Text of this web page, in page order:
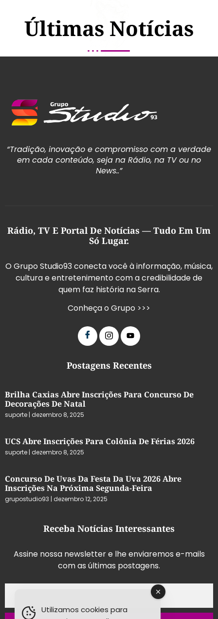
Últimas Notícias
“Tradição, inovação e compromisso com a verdade
em cada conteúdo, seja na Rádio, na TV ou no
News..”
Rádio, TV E Portal De Notícias — Tudo Em Um
Só Lugar.
O Grupo Studio93 conecta você à informação, música,
cultura e entretenimento com a credibilidade de
quem faz história na Serra.
Conheça o Grupo >>>
Postagens Recentes
Brilha Caxias Abre Inscrições Para Concurso De
Decorações De Natal
suporte dezembro 8, 2025
UCS Abre Inscrições Para Colônia De Férias 2026
suporte dezembro 8, 2025
Concurso De Uvas Da Festa Da Uva 2026 Abre
Inscrições Na Próxima Segunda-Feira
grupostudio93 dezembro 12, 2025
Receba Notícias Interessantes
Assine nossa newsletter e lhe enviaremos e-mails
com as últimas postagens.
Utilizamos cookies para